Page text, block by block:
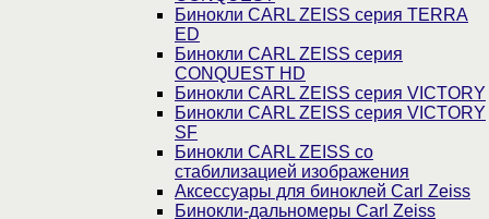
Бинокли CARL ZEISS серия TERRA
ED
Бинокли CARL ZEISS серия
CONQUEST HD
Бинокли CARL ZEISS серия VICTORY
Бинокли CARL ZEISS серия VICTORY
SF
Бинокли CARL ZEISS со
стабилизацией изображения
Аксессуары для биноклей Carl Zeiss
Бинокли-дальномеры Carl Zeiss